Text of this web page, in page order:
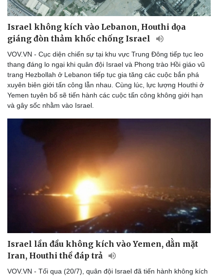
Văn hóa
Sân khấu - Điện ảnh
Văn học
Âm nhạc
Di sản
Giải trí
Nghệ sĩ
Thời trang
Sao Việt
Israel không kích vào Lebanon, Houthi dọa
giáng đòn thảm khốc chống Israel
VOV.VN - Cục diện chiến sự tại khu vực Trung Đông tiếp tục leo
thang đáng lo ngại khi quân đội Israel và Phong trào Hồi giáo vũ
trang Hezbollah ở Lebanon tiếp tục gia tăng các cuộc bắn phá
xuyên biên giới tấn công lẫn nhau. Cùng lúc, lực lượng Houthi ở
Yemen tuyên bố sẽ tiến hành các cuộc tấn công không giới hạn
và gây sốc nhằm vào Israel.
Israel lần đầu không kích vào Yemen, dằn mặt
Iran, Houthi thề đáp trả
VOV.VN - Tối qua (20/7), quân đội Israel đã tiến hành không kích